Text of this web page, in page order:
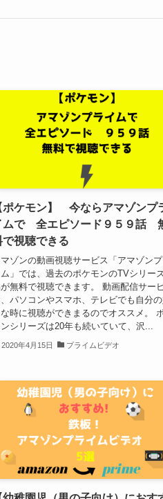
ポケモン】 今ならアマゾンプ
ムで 全エピソード９５９話
で視聴できる
ゾンの動画視聴サービス「アマゾンプ
」では、過去のポケモンのTVシリー
無料で視聴できます。 動画配信サー
パソコンやスマホ、テレビでも自分
な時に視聴ができまるのでオススメ。
シリーズは20年も続いていて、沢...
2020年4月15日 プライムビデオ